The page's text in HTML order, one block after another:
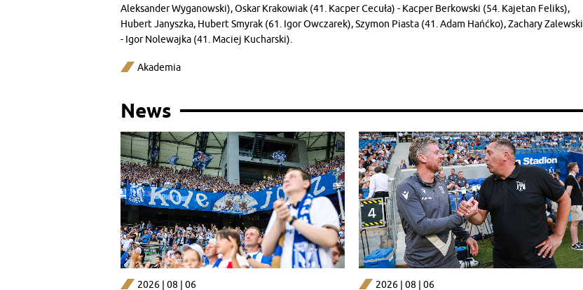
Aleksander Wyganowski), Oskar Krakowiak (41. Kacper Cecuła) - Kacper Berkowski (54. Kajetan Feliks),
Hubert Janyszka, Hubert Smyrak (61. Igor Owczarek), Szymon Piasta (41. Adam Hańćko), Zachary Zalewski
- Igor Nolewajka (41. Maciej Kucharski).
Akademia
News
2026 | 08 | 06 2026 | 08 | 06